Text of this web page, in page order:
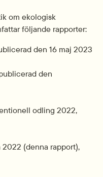
om ekologisk
följande rapporter:
den 16 maj 2023
den
odling 2022,
(denna rapport),